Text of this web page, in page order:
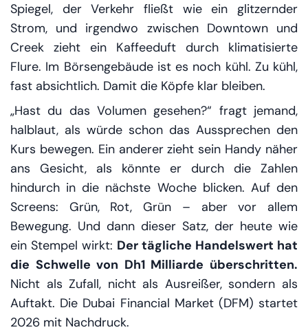
Spiegel, der Verkehr fließt wie ein glitzernder
Strom, und irgendwo zwischen Downtown und
Creek zieht ein Kaffeeduft durch klimatisierte
Flure. Im Börsengebäude ist es noch kühl. Zu kühl,
fast absichtlich. Damit die Köpfe klar bleiben.
„Hast du das Volumen gesehen?“ fragt jemand,
halblaut, als würde schon das Aussprechen den
Kurs bewegen. Ein anderer zieht sein Handy näher
ans Gesicht, als könnte er durch die Zahlen
hindurch in die nächste Woche blicken. Auf den
Screens: Grün, Rot, Grün – aber vor allem
Bewegung. Und dann dieser Satz, der heute wie
ein Stempel wirkt: Der tägliche Handelswert hat
die Schwelle von Dh1 Milliarde überschritten.
Nicht als Zufall, nicht als Ausreißer, sondern als
Auftakt. Die Dubai Financial Market (DFM) startet
2026 mit Nachdruck.